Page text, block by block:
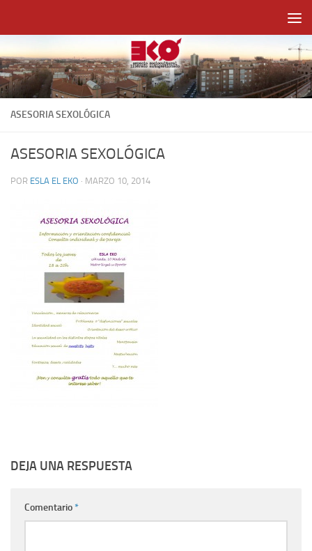
ASESORIA SEXOLÓGICA
ASESORIA SEXOLÓGICA
POR ESLA EL EKO · MARZO 10, 2014
DEJA UNA RESPUESTA
Comentario*